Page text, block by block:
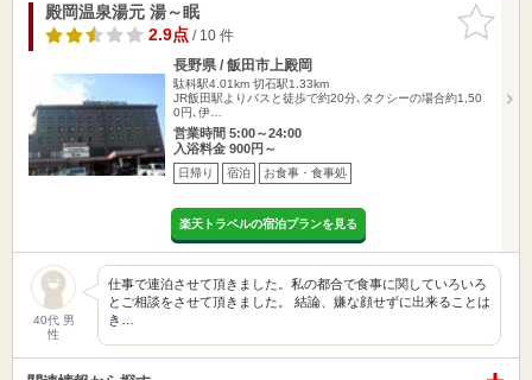
お気に入
りに追加
殿岡温泉湯元 湯～眠
2.9点/ 10 件
長野県 / 飯田市上殿岡
駄科駅4.01km 切石駅1.33km
JR飯田駅よりバスと徒歩で約20分､タクシーの場合約1,50
0円､伊…
営業時間 5:00～24:00
入浴料金 900円～
日帰り 宿泊 お食事・食事処
楽天トラベルの宿泊プランを見る
40代 男
性
仕事で連泊させて頂きました。私の都合で食事に関していろいろ
とご相談をさせて頂きました。 結論、嫌な顔せずに出来ることは
き…